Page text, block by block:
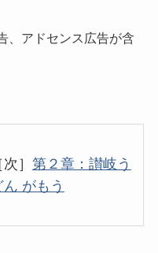
、アドセンス広告が含
次］ 第２章：讃岐う
ん がもう